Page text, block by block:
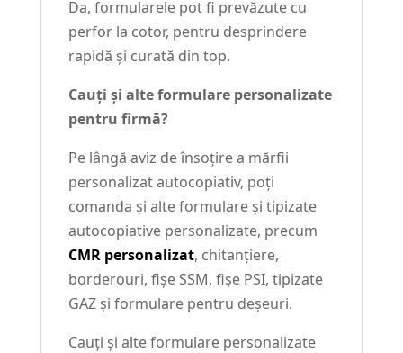
Da, formularele pot fi prevăzute cu
perfor la cotor, pentru desprindere
rapidă și curată din top.
Cauți și alte formulare personalizate
pentru firmă?
Pe lângă aviz de însoțire a mărfii
personalizat autocopiativ, poți
comanda și alte formulare și tipizate
autocopiative personalizate, precum
CMR personalizat, chitanțiere,
borderouri, fișe SSM, fișe PSI, tipizate
GAZ și formulare pentru deșeuri.
Cauți și alte formulare personalizate